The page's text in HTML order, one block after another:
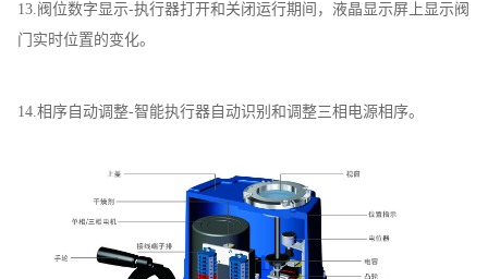
13.阀位数字显示-执行器打开和关闭运行期间，液晶显示屏上显示阀
门实时位置的变化。
14.相序自动调整-智能执行器自动识别和调整三相电源相序。